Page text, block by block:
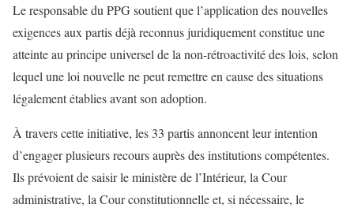
Le responsable du PPG soutient que l’application des nouvelles
exigences aux partis déjà reconnus juridiquement constitue une
atteinte au principe universel de la non-rétroactivité des lois, selon
lequel une loi nouvelle ne peut remettre en cause des situations
légalement établies avant son adoption.
À travers cette initiative, les 33 partis annoncent leur intention
d’engager plusieurs recours auprès des institutions compétentes.
Ils prévoient de saisir le ministère de l’Intérieur, la Cour
administrative, la Cour constitutionnelle et, si nécessaire, le